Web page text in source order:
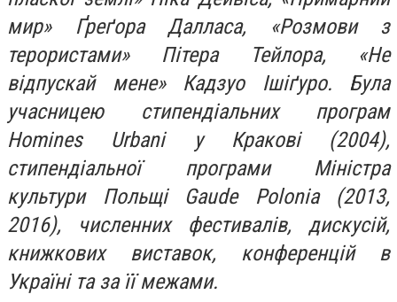
мир» Ґреґора Далласа, «Розмови з
терористами» Пітера Тейлора, «Не
відпускай мене» Кадзуо Ішіґуро. Була
учасницею стипендіальних програм
Homines Urbani у Кракові (2004),
стипендіальної програми Міністра
культури Польщі Gaude Polonia (2013,
2016), численних фестивалів, дискусій,
книжкових виставок, конференцій в
Україні та за її межами.